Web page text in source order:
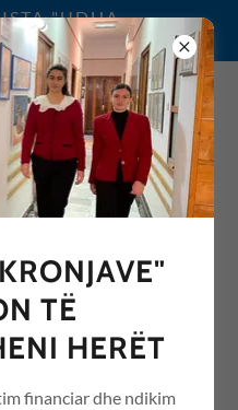
"UDHA
2026
E
ME ARTIKUJ
TË
HERËT
financiar dhe ndikim